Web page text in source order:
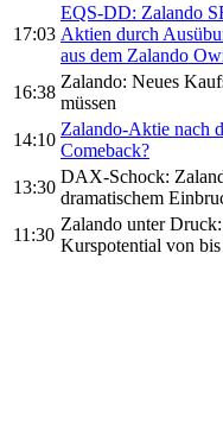
17:03
EQS-DD: Zalando
Aktien durch
aus dem Zalando
16:38
Zalando: Neues
müssen
14:10
Zalando-Aktie nach
Comeback?
13:30
DAX-Schock:
dramatischem
11:30
Zalando unter
Kurspotential von